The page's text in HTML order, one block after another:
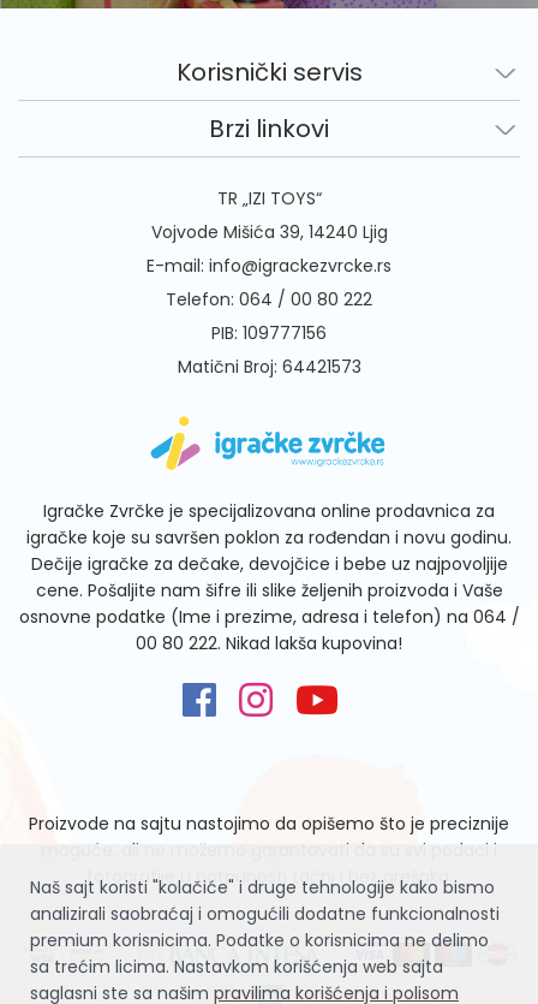
Naš sajt koristi "kolačiće" i druge tehnologije kako bismo
analizirali saobraćaj i omogućili dodatne funkcionalnosti
premium korisnicima. Podatke o korisnicima ne delimo
sa trećim licima. Nastavkom korišćenja web sajta
saglasni ste sa našim pravilima korišćenja i polisom
Korisnički servis
Brzi linkovi
TR „IZI TOYS“
Vojvode Mišića 39, 14240 Ljig
E-mail: info@igrackezvrcke.rs
Telefon: 064 / 00 80 222
PIB: 109777156
Matični Broj: 64421573
Igračke Zvrčke je specijalizovana online prodavnica za
igračke koje su savršen poklon za rođendan i novu godinu.
Dečije igračke za dečake, devojčice i bebe uz najpovoljije
cene. Pošaljite nam šifre ili slike željenih proizvoda i Vaše
osnovne podatke (Ime i prezime, adresa i telefon) na 064 /
00 80 222. Nikad lakša kupovina!
Proizvode na sajtu nastojimo da opišemo što je preciznije
moguće, ali ne možemo garantovati da su svi podaci i
fotografije u potpunosti tačni i bez grešaka.